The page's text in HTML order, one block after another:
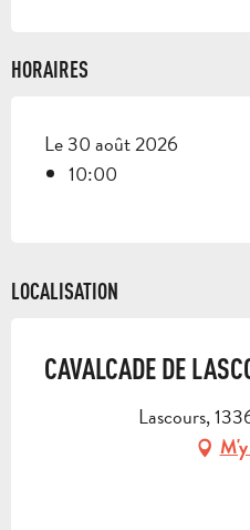
HORAIRES
Le 30 août 2026
10:00
LOCALISATION
CAVALCADE DE
Lascours,